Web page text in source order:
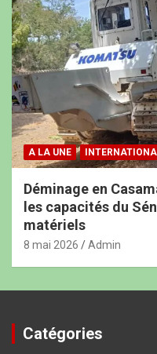
A LA UNE
Déminage en
les capacités du
matériels
8 mai 2026 Admin
Catégories